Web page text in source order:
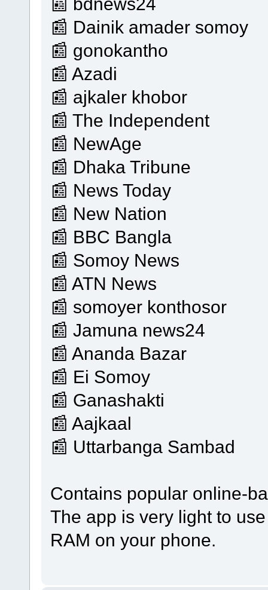
📰 Dainik amader somoy
📰 gonokantho
📰 Azadi
📰 ajkaler khobor
📰 The Independent
📰 NewAge
📰 Dhaka Tribune
📰 News Today
📰 New Nation
📰 BBC Bangla
📰 Somoy News
📰 ATN News
📰 somoyer konthosor
📰 Jamuna news24
📰 Ananda Bazar
📰 Ei Somoy
📰 Ganashakti
📰 Aajkaal
📰 Uttarbanga Sambad
Contains popular online-
The app is very light to
RAM on your phone.